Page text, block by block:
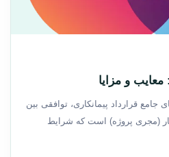
: معایب و مزایا
جامع قرارداد پیمانکاری، توافقی بین
(مجری پروژه) است که شرایط